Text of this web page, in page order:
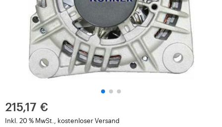
215,17 €
Inkl. 20 % MwSt., kostenloser Versand